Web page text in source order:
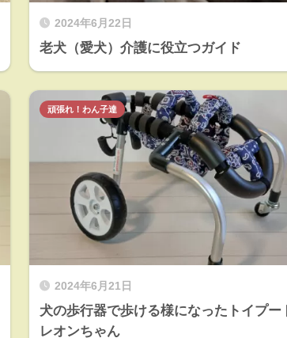
2024年6月22日
老犬（愛犬）介護に役立つガイド
2024年6月21日
犬の歩行器で歩ける様になったトイプー
レオンちゃん
頑張れ！わん子達